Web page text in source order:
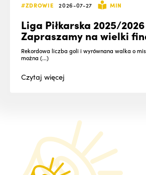
#ZDROWIE 2026-07-27 MIN
Liga Piłkarska 2025/
Zapraszamy na wielki
Rekordowa liczba goli i wyrównana walka o
można (...)
Czytajwięcej